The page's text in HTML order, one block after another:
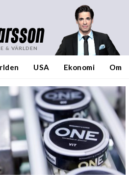
& VÄRLDEN
USA Ekonomi Om